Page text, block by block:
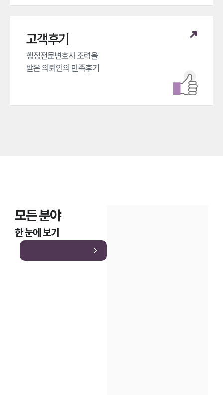
고객후기
행정전문변호사 조력을
받은 의뢰인의 만족후기
모든 분야
한 눈에 보기